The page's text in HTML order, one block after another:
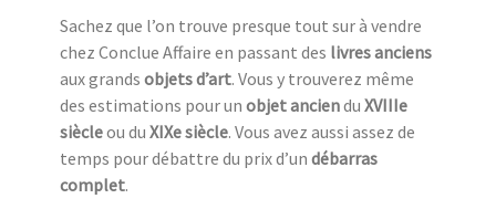
Sachez que l’on trouve presque tout sur à vendre
chez Conclue Affaire en passant des livres anciens
aux grands objets d’art. Vous y trouverez même
des estimations pour un objet anciendu XVIIIe
siècleou du XIXe siècle. Vous avez aussi assez de
temps pour débattre du prix d’un débarras
complet.